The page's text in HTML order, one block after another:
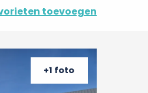
toevoegen
+1 foto